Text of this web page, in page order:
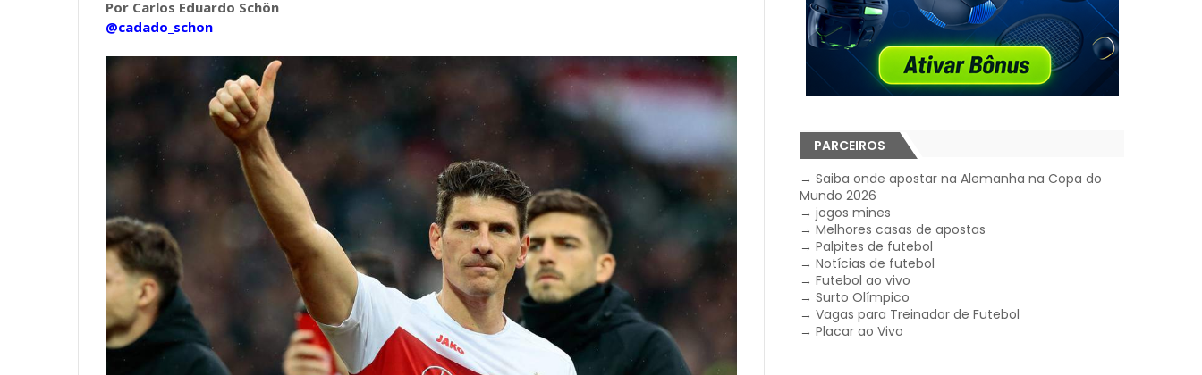
Por Carlos Eduardo Schön
@cadado_schon
PARCEIROS
→Saiba onde apostar na Alemanha na Copa do
Mundo 2026
→jogos mines
→Melhores casas de apostas
→Palpites de futebol
→Notícias de futebol
→Futebol ao vivo
→Surto Olímpico
→Vagas para Treinador de Futebol
→Placar ao Vivo